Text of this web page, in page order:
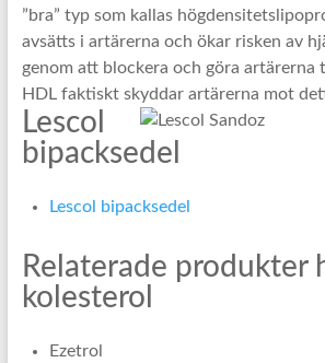
”bra” typ som kallas
avsätts i artärerna och ökar risken av
genom att blockera och göra artärerna
HDL faktiskt skyddar artärerna mot
Lescol
bipacksedel
Lescol bipacksedel
Relaterade produkter
kolesterol
Ezetrol